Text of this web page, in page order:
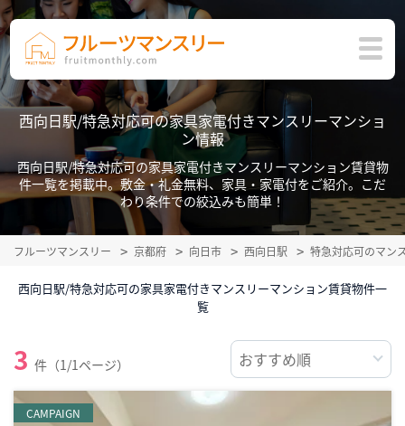
西向日駅/特急対応可の家具家電付きマンスリーマンショ
ン情報
西向日駅/特急対応可の家具家電付きマンスリーマンション賃貸物
件一覧を掲載中。敷金・礼金無料、家具・家電付をご紹介。こだ
わり条件での絞込みも簡単！
フルーツマンスリー 京都府 向日市 西向日駅 特急対応可のマン
西向日駅/特急対応可の家具家電付きマンスリーマンション賃貸物件一
覧
3 件（1/1ページ）
CAMPAIGN